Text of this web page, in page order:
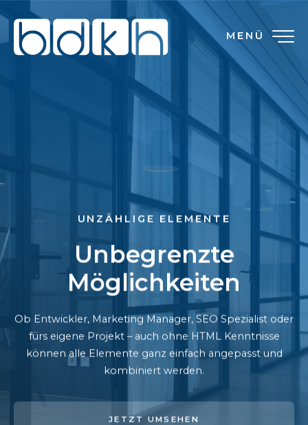
MENÜ
UNZÄHLIGE ELEMENTE
Unbegrenzte
Möglichkeiten
Ob Entwickler, Marketing Manager, SEO Spezialist oder
fürs eigene Projekt – auch ohne HTML Kenntnisse
können alle Elemente ganz einfach angepasst und
kombiniert werden.
JETZT UMSEHEN